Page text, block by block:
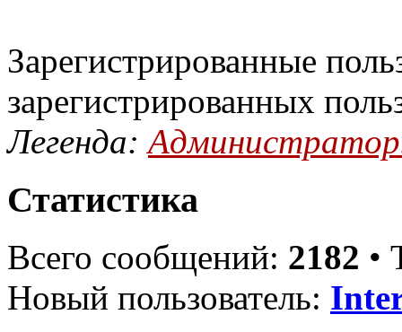
Зарегистрированные
зарегистрированных
Легенда:
Статистика
Всего сообщений: 2182 •
Новый пользователь: